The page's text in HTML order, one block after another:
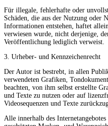
Für illegale, fehlerhafte oder
Schäden, die aus der Nutzung oder
Informationen entstehen, haftet
verwiesen wurde, nicht derjenige,
Veröffentlichung lediglich verweist.
3. Urheber- und Kennzeichenrecht
Der Autor ist bestrebt, in allen
verwendeten Grafiken,
beachten, von ihm selbst erstellte
und Texte zu nutzen oder auf
Videosequenzen und Texte
Alle innerhalb des